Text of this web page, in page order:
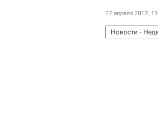
27 апреля 2012,
Новости -